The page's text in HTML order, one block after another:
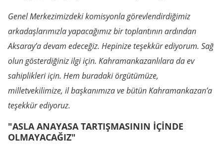
Genel Merkezimizdeki komisyonla görevlendirdiğimiz
arkadaşlarımızla yapacağımız bir toplantının ardından
Aksaray’a devam edeceğiz. Hepinize teşekkür ediyorum. Sağ
olun gösterdiğiniz ilgi için. Kahramankazanlılara da ev
sahiplikleri için. Hem buradaki örgütümüze,
milletvekilimize, il başkanımıza ve bütün Kahramankazan’a
teşekkür ediyoruz.
"ASLA ANAYASA TARTIŞMASININ İÇİNDE
OLMAYACAĞIZ"